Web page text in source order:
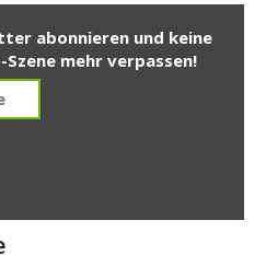
abonnieren und keine
mehr verpassen!